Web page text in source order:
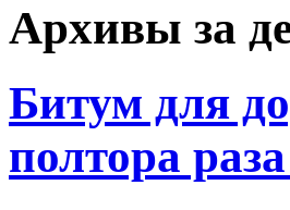
Архивы за
Битум для
полтора